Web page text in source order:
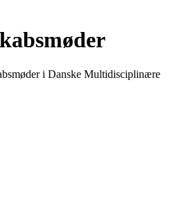
i Danske Multidisciplinære